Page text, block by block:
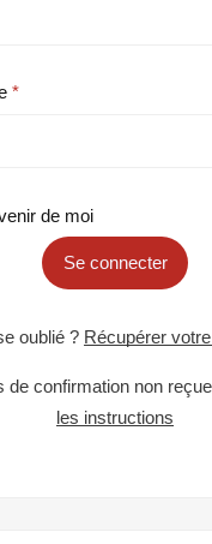
de moi
Se connecter
oublié ? Récupérer
de confirmation non
les instructions